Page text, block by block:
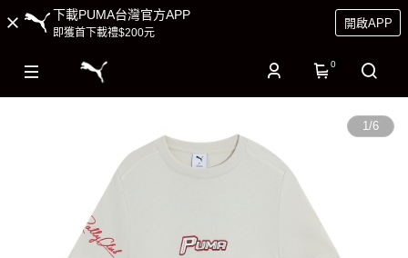
下載PUMA台灣官方APP
即獲首下載禮$200元
開啟APP
0
1/6